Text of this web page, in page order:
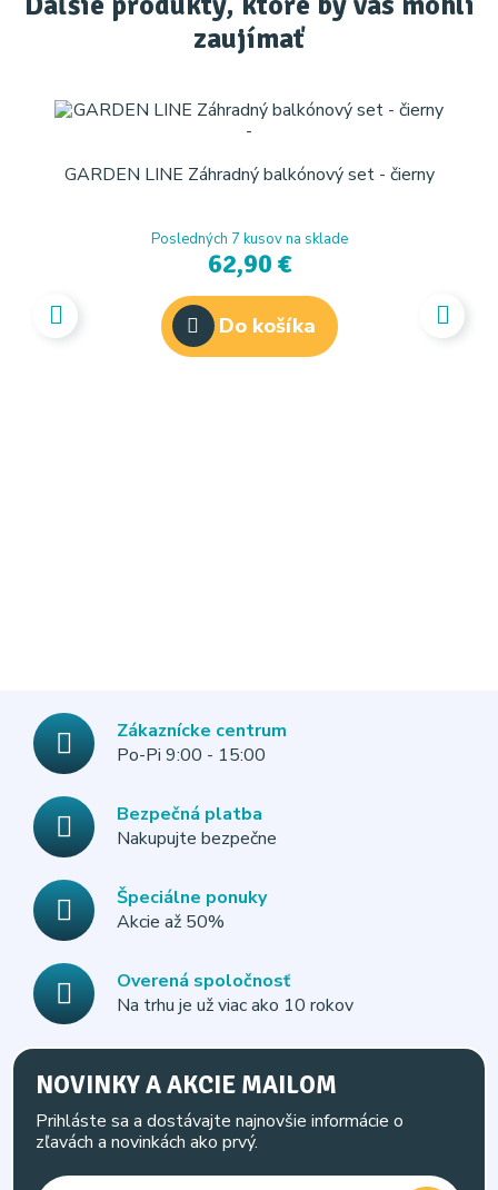
zaujímať
GARDEN LINE Záhradný balkónový set - čierny
Posledných 7 kusov na sklade
62,90 €
Do košíka
Zákaznícke centrum
Po-Pi 9:00 - 15:00
Bezpečná platba
Nakupujte bezpečne
Špeciálne ponuky
Akcie až 50%
Overená spoločnosť
Na trhu je už viac ako 10 rokov
NOVINKY A AKCIE MAILOM
Prihláste sa a dostávajte najnovšie informácie o
zľavách a novinkách ako prvý.